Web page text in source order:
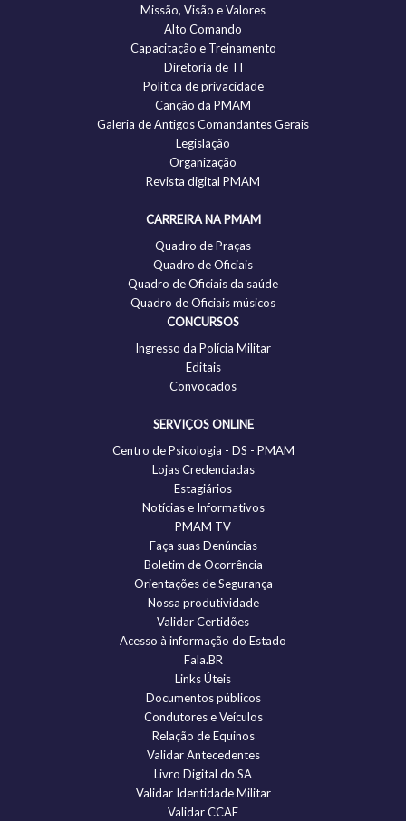
Missão, Visão e Valores
Alto Comando
Capacitação e Treinamento
Diretoria de TI
Politica de privacidade
Canção da PMAM
Galeria de Antigos Comandantes Gerais
Legislação
Organização
Revista digital PMAM
CARREIRA NA PMAM
Quadro de Praças
Quadro de Oficiais
Quadro de Oficiais da saúde
Quadro de Oficiais músicos
CONCURSOS
Ingresso da Polícia Militar
Editais
Convocados
SERVIÇOS ONLINE
Centro de Psicologia - DS - PMAM
Lojas Credenciadas
Estagiários
Notícias e Informativos
PMAM TV
Faça suas Denúncias
Boletim de Ocorrência
Orientações de Segurança
Nossa produtividade
Validar Certidões
Acesso à informação do Estado
Fala.BR
Links Úteis
Documentos públicos
Condutores e Veículos
Relação de Equinos
Validar Antecedentes
Livro Digital do SA
Validar Identidade Militar
Validar CCAF